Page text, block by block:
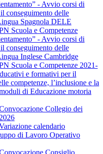
- Avvio corsi di
conseguimento delle
Spagnola DELE
Scuola e Competenze
- Avvio corsi di
conseguimento delle
Inglese Cambridge
Scuola e Competenze 2021-
e formativi per il
competenze, l’inclusione e la
di Educazione motoria
Collegio dei
calendario
di Lavoro Operativo